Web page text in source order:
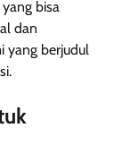
bisa
dan
yang berjudul